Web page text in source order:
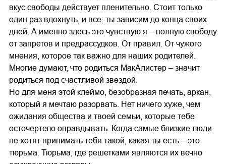
вкус свободы действует пленительно. Стоит только
один раз вдохнуть, и все: ты зависим до конца своих
дней. А именно здесь это чувствую я – полную свободу
от запретов и предрассудков. От правил. От чужого
мнения, которое так важно для наших родителей.
Многие думают, что родиться МакАлистер – значит
родиться под счастливой звездой.
Но для меня этой клеймо, безобразная печать, аркан,
который я мечтаю разорвать. Нет ничего хуже, чем
ожидания общества и твоей семьи, которые тебе
осточертело оправдывать. Когда самые близкие люди
не хотят принимать тебя такой, какая ты есть – это
тюрьма. Тюрьма, где решетками являются их вечно